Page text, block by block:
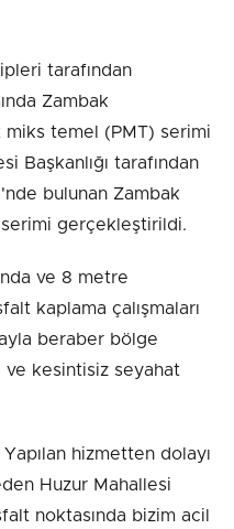
tarafından
Zambak
miks temel (PMT) serimi
Başkanlığı tarafından
bulunan Zambak
gerçekleştirildi.
ve 8 metre
kaplama çalışmaları
beraber bölge
ve kesintisiz seyahat
hizmetten dolayı
Huzur Mahallesi
noktasında bizim acil